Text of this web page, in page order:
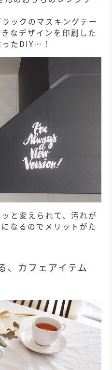
ックのマスキングテー
なデザインを印刷した
たDIY…！
と変えられて、汚れが
なるのでメリットがた
、カフェアイテム